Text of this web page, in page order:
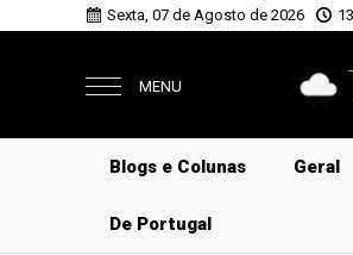
Sexta, 07 de Agosto de 2026
MENU
Blogs e Colunas Geral
De Portugal